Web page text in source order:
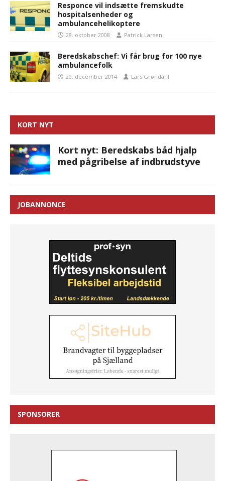
Responce vil indsætte fremskudte
hospitalsenheder og
ambulancehelikoptere
28. oktober 2008 Patrick Larsen
Beredskabschef: Vi får brug for 100 nye
ambulancefolk
20. december 2014 Lars Grøndahl
KORT NYT
Kort nyt: Beredskabs båd hjalp
med pågribelse af indbrudstyve
JOBANNONCE
SPONSORER